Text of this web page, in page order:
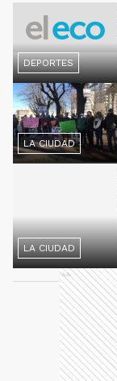
DEPORTES
LA CIUDAD
LA CIUDAD
Ads